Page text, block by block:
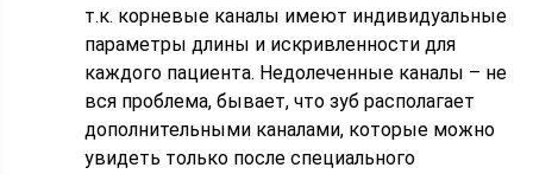
т.к. корневые каналы имеют индивидуальные
параметры длины и искривленности для
каждого пациента. Недолеченные каналы – не
вся проблема, бывает, что зуб располагает
дополнительными каналами, которые можно
увидеть только после специального